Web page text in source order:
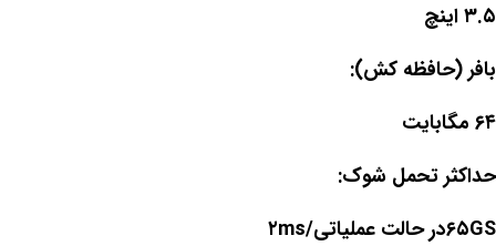
۳.۵ اینچ
بافر (حافظه کش):
۶۴ مگابایت
حداکثر تحمل شوک:
۶۵GSدر حالت عملیاتی/۲ms